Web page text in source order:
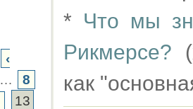
‹
…
8
13
* Что мы
Рикмерсе?
как